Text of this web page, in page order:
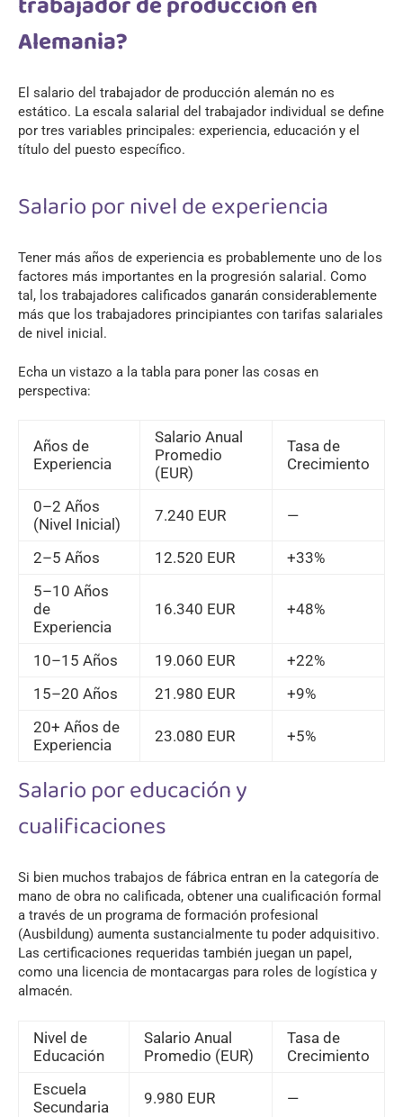
Alemania?
El salario del trabajador de producción alemán no es
estático. La escala salarial del trabajador individual se define
por tres variables principales: experiencia, educación y el
título del puesto específico.
Salario por nivel de experiencia
Tener más años de experiencia es probablemente uno de los
factores más importantes en la progresión salarial. Como
tal, los trabajadores calificados ganarán considerablemente
más que los trabajadores principiantes con tarifas salariales
de nivel inicial.
Echa un vistazo a la tabla para poner las cosas en
perspectiva:
Años de
Experiencia
Salario Anual
Promedio
(EUR)
Tasa de
Crecimiento
0–2 Años
(Nivel Inicial)
7.240 EUR —
2–5 Años 12.520 EUR
+33%
5–10 Años
de
Experiencia
16.340 EUR +48%
10–15 Años 19.060 EUR
+22%
15–20 Años
21.980 EUR
+9%
20+ Años de
Experiencia
23.080 EUR +5%
Salario por educación y
cualificaciones
Si bien muchos trabajos de fábrica entran en la categoría de
mano de obra no calificada, obtener una cualificación formal
a través de un programa de formación profesional
(Ausbildung) aumenta sustancialmente tu poder adquisitivo.
Las certificaciones requeridas también juegan un papel,
como una licencia de montacargas para roles de logística y
almacén.
Nivel de
Educación
Salario Anual
Promedio (EUR)
Tasa de
Crecimiento
Escuela
Secundaria
9.980 EUR —